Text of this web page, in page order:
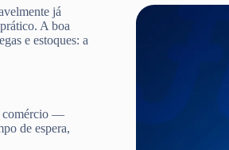
já
A boa
e estoques: a
comércio —
de espera,